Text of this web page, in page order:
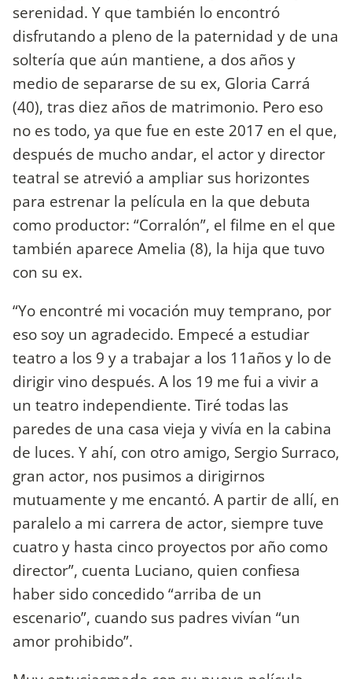
serenidad. Y que también lo encontró
disfrutando a pleno de la paternidad y de una
soltería que aún mantiene, a dos años y
medio de separarse de su ex, Gloria Carrá
(40), tras diez años de matrimonio. Pero eso
no es todo, ya que fue en este 2017 en el que,
después de mucho andar, el actor y director
teatral se atrevió a ampliar sus horizontes
para estrenar la película en la que debuta
como productor: “Corralón”, el filme en el que
también aparece Amelia (8), la hija que tuvo
con su ex.
“Yo encontré mi vocación muy temprano, por
eso soy un agradecido. Empecé a estudiar
teatro a los 9 y a trabajar a los 11años y lo de
dirigir vino después. A los 19 me fui a vivir a
un teatro independiente. Tiré todas las
paredes de una casa vieja y vivía en la cabina
de luces. Y ahí, con otro amigo, Sergio Surraco,
gran actor, nos pusimos a dirigirnos
mutuamente y me encantó. A partir de allí, en
paralelo a mi carrera de actor, siempre tuve
cuatro y hasta cinco proyectos por año como
director”, cuenta Luciano, quien confiesa
haber sido concedido “arriba de un
escenario”, cuando sus padres vivían “un
amor prohibido”.